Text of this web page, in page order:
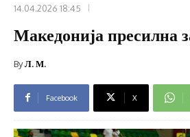
14.04.2026 18:45
Македонија пресилна
ByЛ. М.
Facebook X